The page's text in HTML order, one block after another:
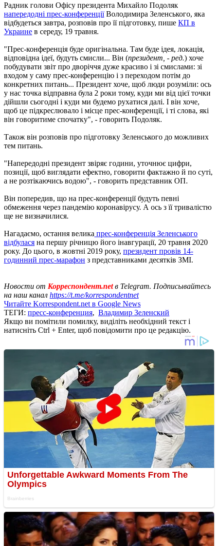
Радник голови Офісу президента Михайло Подоляк
напередодні прес-конференціїВолодимира Зеленського, яка
відбудеться завтра, розповів про її підготовку, пише КП в
Украине в середу, 19 травня.
"Прес-конференція буде оригінальна. Там буде ідея, локація,
відповідна ідеї, будуть смисли... Він (президент, - ред.) хоче
побудувати звіт про дворіччя дуже красиво і зі смислами: зі
входом у саму прес-конференцію і з переходом потім до
конкретних питань... Президент хоче, щоб люди розуміли: ось
у нас точка відправна була 2 роки тому, куди ми від цієї точки
дійшли сьогодні і куди ми будемо рухатися далі. І він хоче,
щоб це підкреслювало і місце прес-конференції, і ті слова, які
він говоритиме спочатку", - говорить Подоляк.
Також він розповів про підготовку Зеленського до можливих
тем питань.
"Напередодні президент звіряє години, уточнює цифри,
позиції, щоб виглядати ефектно, говорити фактажно й по суті,
а не розтікаючись водою", - говорить представник ОП.
Він попередив, що на прес-конференції будуть певні
обмеження через пандемію коронавірусу. А ось з її тривалістю
ще не визначилися.
Нагадаємо, остання велика прес-конференція Зеленського
відбулася на першу річницю його інавгурації, 20 травня 2020
року. До цього, в жовтні 2019 року, президент провів 14-
годинний прес-марафон з представниками десятків ЗМІ.
Новости от Корреспондент.netв Telegram. Подписывайтесь
на наш канал https://t.me/korrespondentnet
Читайте Korrespondent.net в Google News
ТЕГИ: пресс-конференция, Владимир Зеленский
Якщо ви помітили помилку, виділіть необхідний текст і
натисніть Ctrl + Enter, щоб повідомити про це редакцію.